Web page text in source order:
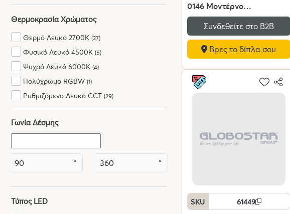
Θερμοκρασία Χρώματος
Θερμό Λευκό 2700K (27)
Φυσικό Λευκό 4500K (5)
Ψυχρό Λευκό 6000K (4)
Πολύχρωμο RGBW (1)
Ρυθμιζόμενο Λευκό CCT (29)
Γωνία Δέσμης
° °
Τύπος LED
0146 Μοντέρνο
Επιτραπέζιο Φωτιστικό
Πορτατίφ με Ντουί 1 x E27
AC 220-240V IP20 - Μαύρο
- Μ26 x Π26 x Υ35cm
Συνδεθείτε στο Β2Β
Βρες το δίπλα σου
SKU 61449